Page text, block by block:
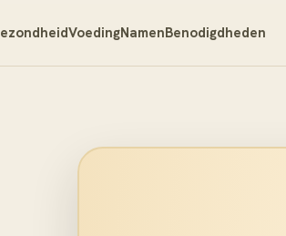
VoedingNamenBenodigdheden